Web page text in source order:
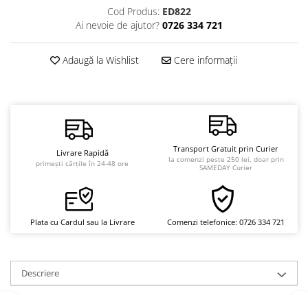
Lumea îngerilor
Seria Masaru Emoto
Inspiraţie divină
Vindecare spirituală
Viaţa de după moarte
Supă de pui pentru suflet
Cod Produs: ED822
Ai nevoie de ajutor? 0726 334 721
Adaugă la Wishlist Cere informații
Livrare Rapidă
primești cărțile în 24-48 ore
Transport Gratuit prin Curier
la comenzi peste 250 lei, doar prin
SAMEDAY Curier
Plata cu Cardul sau la Livrare Comenzi telefonice: 0726 334 721
Descriere